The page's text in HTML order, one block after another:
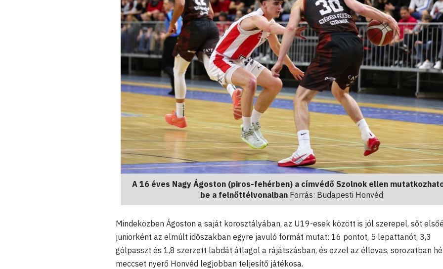
A 16 éves Nagy Ágoston (piros-fehérben) a címvédő Szolnok ellen
be a felnőttélvonalbanForrás: Budapesti Honvéd
Mindeközben Ágoston a saját korosztályában, az U19-esek között is jól szerepel, sőt
juniorként az elmúlt időszakban egyre javuló formát mutat: 16 pontot, 5 lepattanót, 3,3
gólpasszt és 1,8 szerzett labdát átlagol a rájátszásban, és ezzel az éllovas, sorozatban
meccset nyerő Honvéd legjobban teljesítő játékosa.